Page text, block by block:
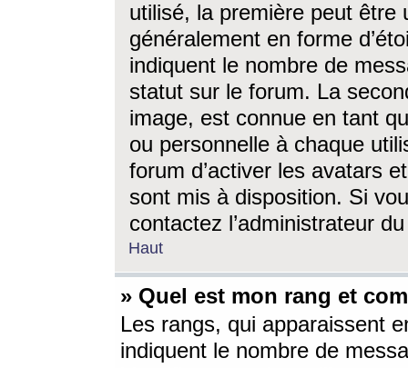
utilisé, la première peut être
généralement en forme
indiquent le nombre de
statut sur le forum. La
image, est connue en tant
ou personnelle à chaque
forum d’activer les avatars
sont mis à disposition. Si
contactez l’administrateur
Haut
» Quel est mon rang et
Les rangs, qui apparaissent
indiquent le nombre de